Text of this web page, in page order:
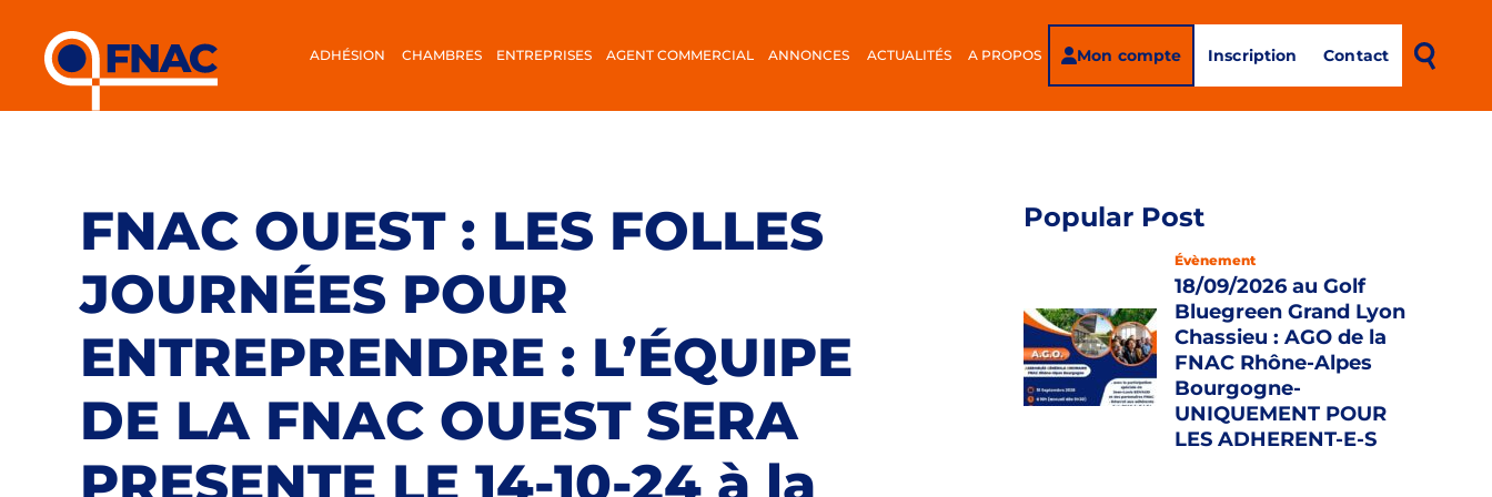
ADHÉSION CHAMBRES ENTREPRISES AGENT COMMERCIAL ANNONCES ACTUALITÉS A PROPOS Mon compte Inscription Contact
FNAC OUEST : LES FOLLES
JOURNÉES POUR
ENTREPRENDRE : L’ÉQUIPE
DE LA FNAC OUEST SERA
PRESENTE LE 14-10-24 à la
Popular Post
Évènement
18/09/2026 au Golf
Bluegreen Grand Lyon
Chassieu : AGO de la
FNAC Rhône-Alpes
Bourgogne-
UNIQUEMENT POUR
LES ADHERENT-E-S